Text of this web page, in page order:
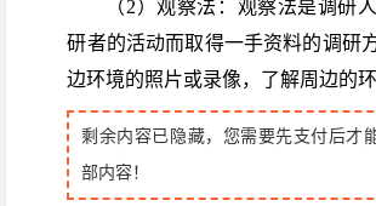
（2）观察法：观察法是调研
研者的活动而取得一手资料的调研
边环境的照片或录像，了解周边的环
剩余内容已隐藏，您需要先支付后才
部内容！